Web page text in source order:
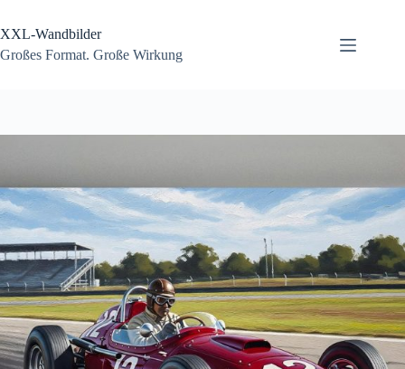
springen
XXL-Wandbilder
Großes Format. Große Wirkung